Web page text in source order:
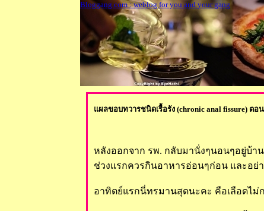
Bloggang.com : weblog for you and your gang
ผลขอบทวารชนิดเรื้อรัง (chronic anal fissure) ตอน
หลังออกจาก รพ. กลับมานั่งๆนอนๆอยู่
ช่วงแรกควรกินอาหารอ่อนๆก่อน และอย่
อาทิตย์แรกนี่ทรมานสุดนะคะ คือเลือดไ